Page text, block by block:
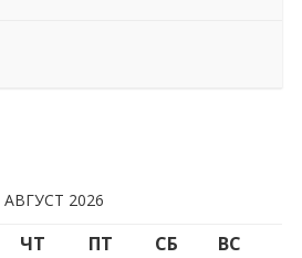
АВГУСТ 2026
ЧТ ПТ СБ
ВС